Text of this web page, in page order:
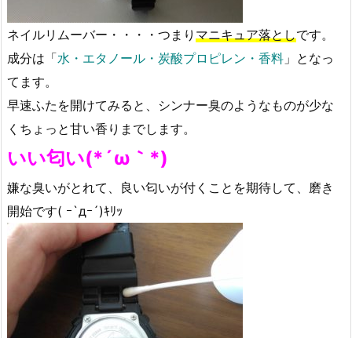
ネイルリムーバー・・・・つまり マニキュア落としです。
成分は「水・エタノール・炭酸プロピレン・香料 」となっ
てます。
早速ふたを開けてみると、シンナー臭のようなものが少な
くちょっと甘い香りまでします。
いい匂い(*´ω｀*)
嫌な臭いがとれて、良い匂いが付くことを期待して、磨き
開始です( ｰ`дｰ´)ｷﾘｯ